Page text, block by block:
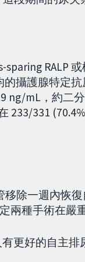
RALP
攝護腺特定
ng/mL，約二
233/331
移除一週內恢
兩種手術在嚴
更好的自主